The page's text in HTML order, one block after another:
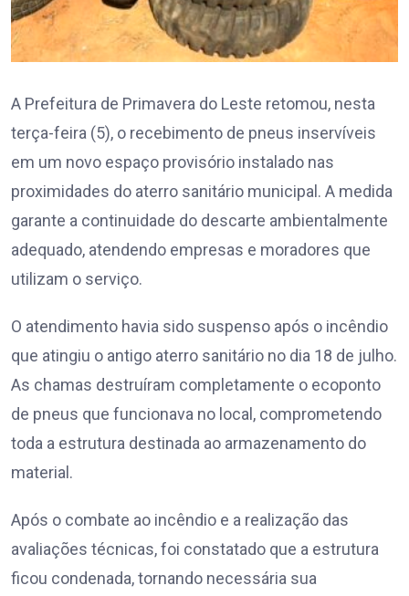
A Prefeitura de Primavera do Leste retomou, nesta
terça-feira (5), o recebimento de pneus inservíveis
em um novo espaço provisório instalado nas
proximidades do aterro sanitário municipal. A medida
garante a continuidade do descarte ambientalmente
adequado, atendendo empresas e moradores que
utilizam o serviço.
O atendimento havia sido suspenso após o incêndio
que atingiu o antigo aterro sanitário no dia 18 de julho.
As chamas destruíram completamente o ecoponto
de pneus que funcionava no local, comprometendo
toda a estrutura destinada ao armazenamento do
material.
Após o combate ao incêndio e a realização das
avaliações técnicas, foi constatado que a estrutura
ficou condenada, tornando necessária sua